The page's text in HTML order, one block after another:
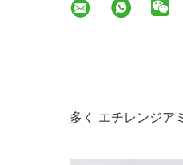
多く エチレンジア